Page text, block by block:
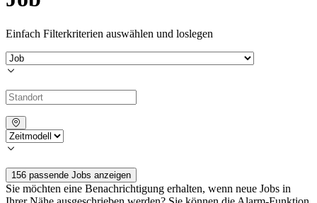
Einfach Filterkriterien auswählen und loslegen
156 passende Jobs anzeigen
Sie möchten eine Benachrichtigung erhalten, wenn neue Jobs in